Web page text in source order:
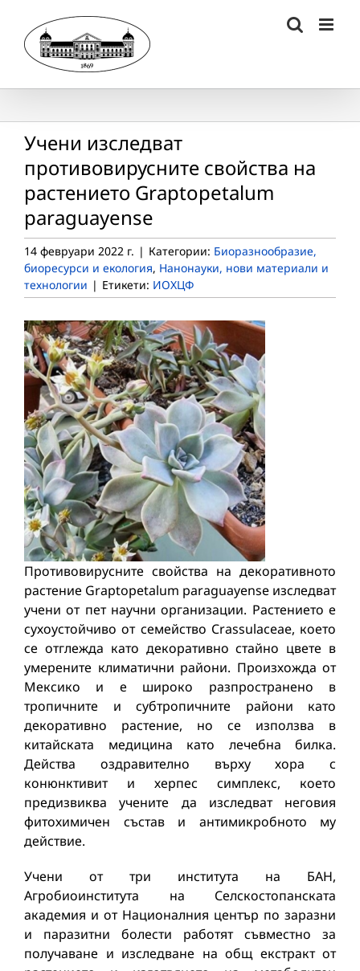
content
Учени изследват
противовирусните свойства на
растението Graptopetalum
paraguayense
14 февруари 2022 г. | Категории: Биоразнообразие,
биоресурси и екология, Нанонауки, нови материали и
технологии | Етикети: ИОХЦФ
Противовирусните свойства на декоративното
растение Graptopetalum paraguayense изследват
учени от пет научни организации. Растението е
сухоустойчиво от семейство Crassulaceae, което
се отглежда като декоративно стайно цвете в
умерените климатични райони. Произхожда от
Мексико и е широко разпространено в
тропичните и субтропичните райони като
декоративно растение, но се използва в
китайската медицина като лечебна билка.
Действа оздравително върху хора с
конюнктивит и херпес симплекс, което
предизвиква учените да изследват неговия
фитохимичен състав и антимикробното му
действие.
Учени от три института на БАН,
Агробиоинститута на Селскостопанската
академия и от Националния център по заразни
и паразитни болести работят съвместно за
получаване и изследване на общ екстракт от